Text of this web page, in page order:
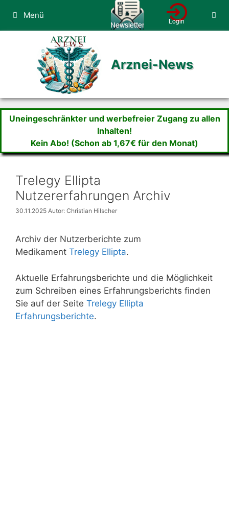
Inhalt
springen
Menü
Arznei-News
Uneingeschränkter und werbefreier Zugang zu allen
Inhalten!
Kein Abo! (Schon ab 1,67€ für den Monat)
Trelegy Ellipta
Nutzererfahrungen Archiv
30.11.2025 Autor: Christian Hilscher
Archiv der Nutzerberichte zum
Medikament Trelegy Ellipta.
Aktuelle Erfahrungsberichte und die Möglichkeit
zum Schreiben eines Erfahrungsberichts finden
Sie auf der Seite Trelegy Ellipta
Erfahrungsberichte.